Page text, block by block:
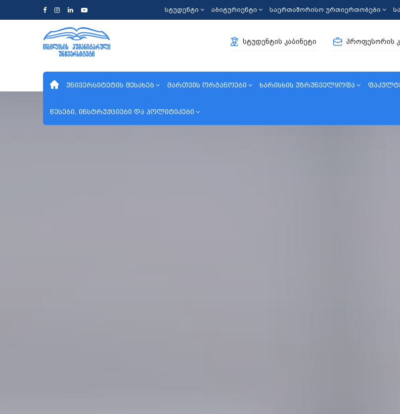
სტუდენტი აბიტურიენტი საერთაშორისო ურთიერთობები
სტუდენტის კაბინეტი პროფესორის
უნივერსიტეტის შესახებ მართვის ორგანოები ხარისხის უზრუნველყოფა
წესები, ინსტრუქციები და პოლიტიკები